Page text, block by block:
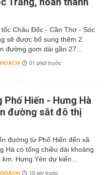
tốc Châu Đốc - Cần Thơ - Sóc
sẽ được bổ sung thêm 2
đường gom dài gần 27...
01 phút trước
Phố Hiến - Hưng Hà
đường sắt đô thị
đường từ Phố Hiến đến xã
Hà có tổng chiều dài khoảng
km. Hưng Yên dự kiến...